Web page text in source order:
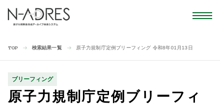
TOP 検索結果一覧 原子力規制庁定例ブリーフィング 令和8年01月13日
ブリーフィング
原子力規制庁定例ブリーフィ